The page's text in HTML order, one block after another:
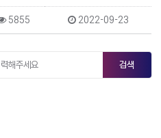
5855 2022-09-23